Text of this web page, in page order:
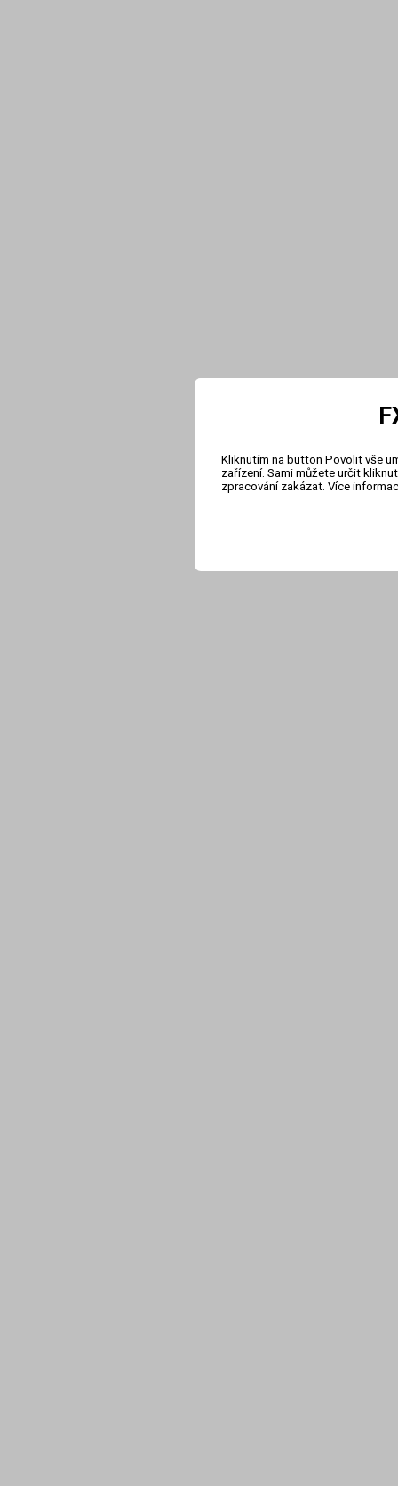
Kliknutím na button Povolit vše
zařízení. Sami můžete určit
zpracování zakázat. Více